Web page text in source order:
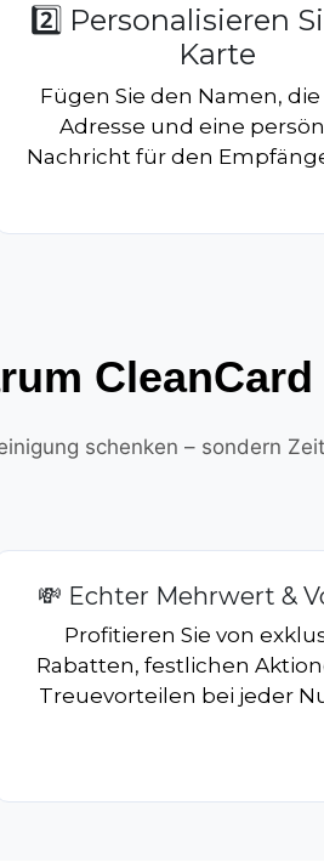
2️⃣ Personalisieren
Karte
Fügen Sie den Namen, die
Adresse und eine
Nachricht für den
schenken – sondern
💸 Echter Mehrwert &
Profitieren Sie von
Rabatten, festlichen
Treuevorteilen bei jeder